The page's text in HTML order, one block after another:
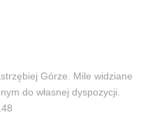
Górze. Mile widziane
do własnej dyspozycji.